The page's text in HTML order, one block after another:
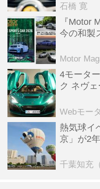
石橋 寛
『Motor
今の和製
Motor
4モータ
ク ネヴ
全版／
Webモー
熱気球イ
京」が2
ンテンツ
千葉知充